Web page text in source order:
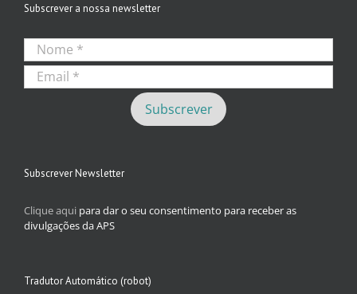
Subscrever a nossa newsletter
Subscrever Newsletter
Clique aqui para dar o seu consentimento para receber as
divulgações da APS
Tradutor Automático (robot)